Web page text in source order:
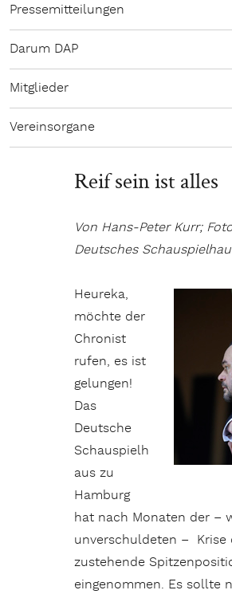
Pressemitteilungen
Darum DAP
Mitglieder
Vereinsorgane
Reif sein ist alles
Von Hans-Peter Kurr;
Deutsches
Heureka,
möchte der
Chronist
rufen, es ist
gelungen!
Das
Deutsche
Schauspielh
aus zu
Hamburg
hat nach Monaten der –
unverschuldeten – Krise
zustehende
eingenommen. Es sollte